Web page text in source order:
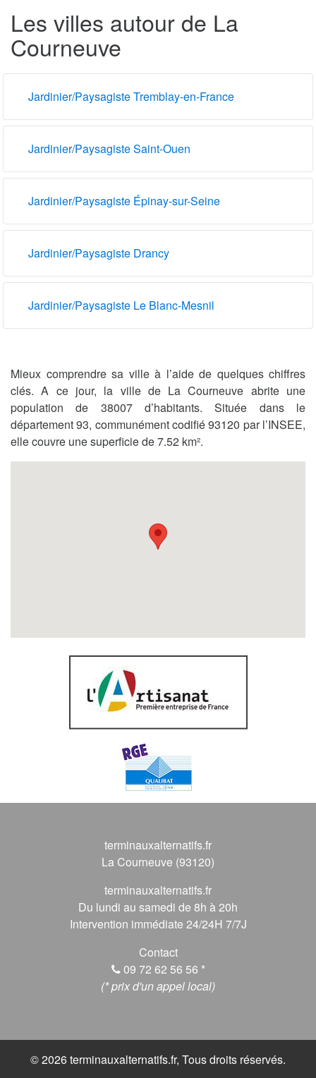
Les villes autour de La
Courneuve
Jardinier/Paysagiste Tremblay-en-France
Jardinier/Paysagiste Saint-Ouen
Jardinier/Paysagiste Épinay-sur-Seine
Jardinier/Paysagiste Drancy
Jardinier/Paysagiste Le Blanc-Mesnil
Mieux comprendre sa ville à l’aide de quelques chiffres
clés. A ce jour, la ville de La Courneuve abrite une
population de 38007 d’habitants. Située dans le
département 93, communément codifié 93120 par l’INSEE,
elle couvre une superficie de 7.52 km².
terminauxalternatifs.fr
La Courneuve (93120)
terminauxalternatifs.fr
Du lundi au samedi de 8h à 20h
Intervention immédiate 24/24H 7/7J
Contact
09 72 62 56 56 *
(* prix d'un appel local)
© 2026 terminauxalternatifs.fr, Tous droits réservés.